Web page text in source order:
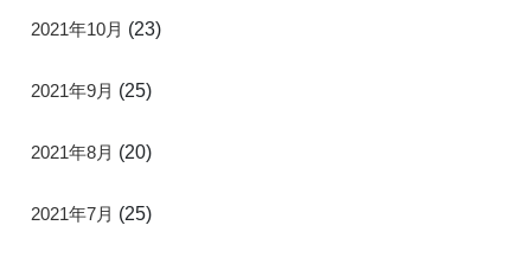
2021年10月 (23)
2021年9月 (25)
2021年8月 (20)
2021年7月 (25)